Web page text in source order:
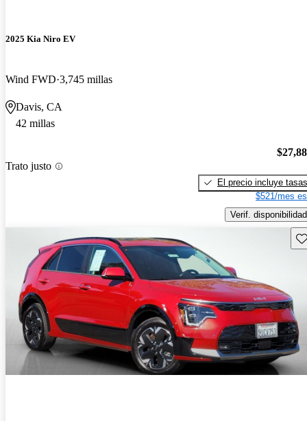
2025 Kia Niro EV
Wind FWD 3,745 millas
Davis, CA
42 millas
Trato justo
El precio incluye tasas
$521/mes
Verif. disponibilidad